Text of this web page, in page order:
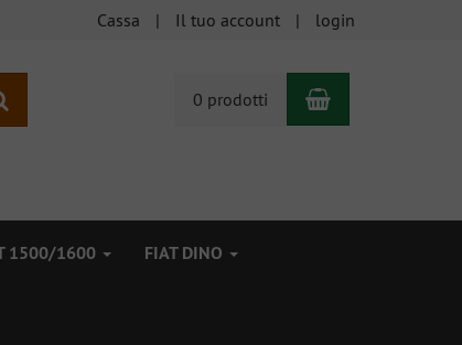
Cassa Il tuo account login
0 prodotti Carrello
1500/1600 FIAT DINO